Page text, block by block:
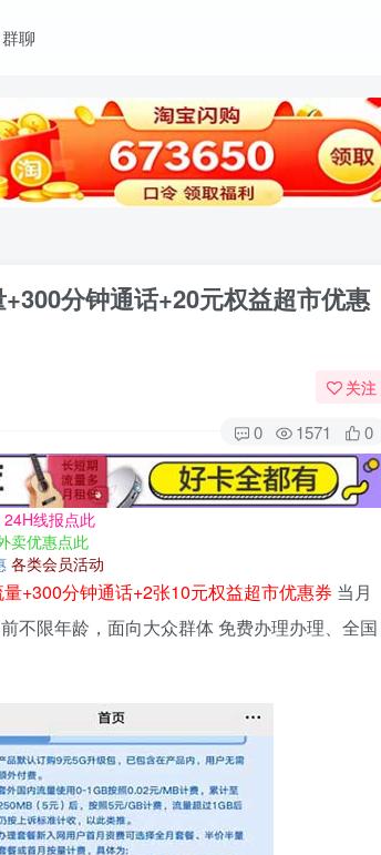
群聊
分钟通话+20元权益超市优惠
关注
0 1571 0
24H线报点此
卖优惠点此
各类会员活动
+300分钟通话+2张10元权益超市优惠券 当月
不限年龄，面向大众群体 免费办理办理、全国